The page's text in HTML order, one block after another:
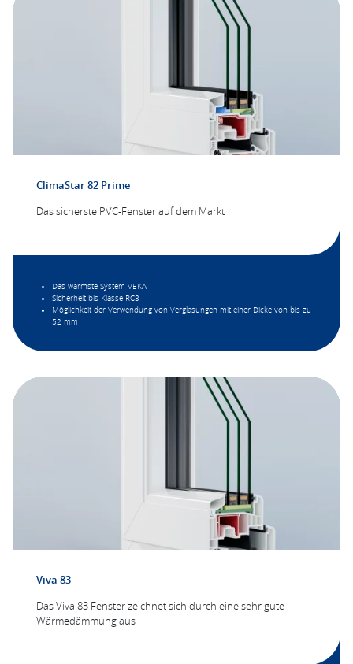
ClimaStar 82 Prime
Das sicherste PVC-Fenster auf dem Markt
Das wärmste System VEKA
Sicherheit bis Klasse RC3
Möglichkeit der Verwendung von Verglasungen mit einer Dicke von bis zu
52 mm
Viva 83
Das Viva 83 Fenster zeichnet sich durch eine sehr gute
Wärmedämmung aus